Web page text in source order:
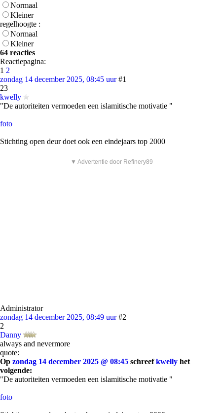
Normaal
Kleiner
regelhoogte :
Normaal
Kleiner
64 reacties
Reactiepagina:
1 2
zondag 14 december 2025, 08:45 uur #1
23
kwelly
"De autoriteiten vermoeden een islamitische motivatie "
foto
Stichting open deur doet ook een eindejaars top 2000
▼ Advertentie door Refinery89
Administrator
zondag 14 december 2025, 08:49 uur #2
2
Danny
always and nevermore
quote:
Op zondag 14 december 2025 @ 08:45 schreefkwelly het
volgende:
"De autoriteiten vermoeden een islamitische motivatie "
foto